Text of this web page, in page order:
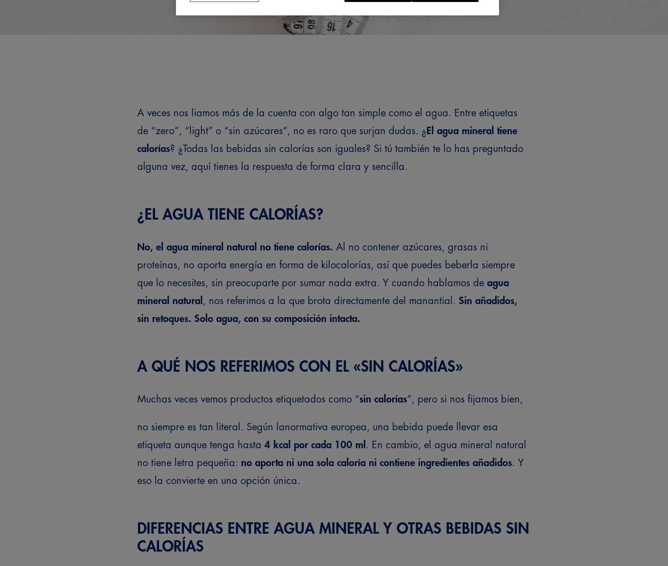
A veces nos liamos más de la cuenta con algo tan simple como el agua. Entre etiquetas
de “zero”, “light” o “sin azúcares”, no es raro que surjan dudas. ¿ El agua mineral tiene
calorías? ¿Todas las bebidas sin calorías son iguales? Si tú también te lo has preguntado
alguna vez, aquí tienes la respuesta de forma clara y sencilla.
¿EL AGUA TIENE CALORÍAS?
No, el agua mineral natural no tiene calorías. Al no contener azúcares, grasas ni
proteínas, no aporta energía en forma de kilocalorías, así que puedes beberla siempre
que lo necesites, sin preocuparte por sumar nada extra. Y cuando hablamos de agua
mineral natural , nos referimos a la que brota directamente del manantial. Sin añadidos,
sin retoques. Solo agua, con su composición intacta.
A QUÉ NOS REFERIMOS CON EL «SIN CALORÍAS»
Muchas veces vemos productos etiquetados como “sin calorías”, pero si nos fijamos bien,
no siempre es tan literal. Según lanormativa europea , una bebida puede llevar esa
etiqueta aunque tenga hasta 4 kcal por cada 100 ml . En cambio, el agua mineral natural
no tiene letra pequeña: no aporta ni una sola caloría ni contiene ingredientes añadidos. Y
eso la convierte en una opción única.
DIFERENCIAS ENTRE AGUA MINERAL Y OTRAS BEBIDAS SIN
CALORÍAS